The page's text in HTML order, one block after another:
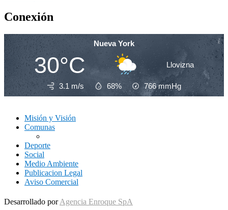
Conexión
Nueva York
30°C Llovizna
3.1 m/s 68% 766mmHg
Misión y Visión
Comunas
Deporte
Social
Medio Ambiente
Publicacion Legal
Aviso Comercial
Desarrollado por Agencia Enroque SpA